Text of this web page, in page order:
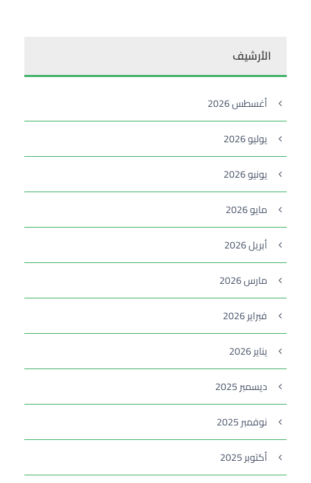
الأرشيف
أغسطس 2026
يوليو 2026
يونيو 2026
مايو 2026
أبريل 2026
مارس 2026
فبراير 2026
يناير 2026
ديسمبر 2025
نوفمبر 2025
أكتوبر 2025